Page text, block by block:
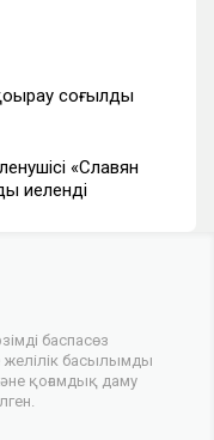
соғылды
«Славян
иеленді
баспасөз
желілік басылымды
қоғамдық даму